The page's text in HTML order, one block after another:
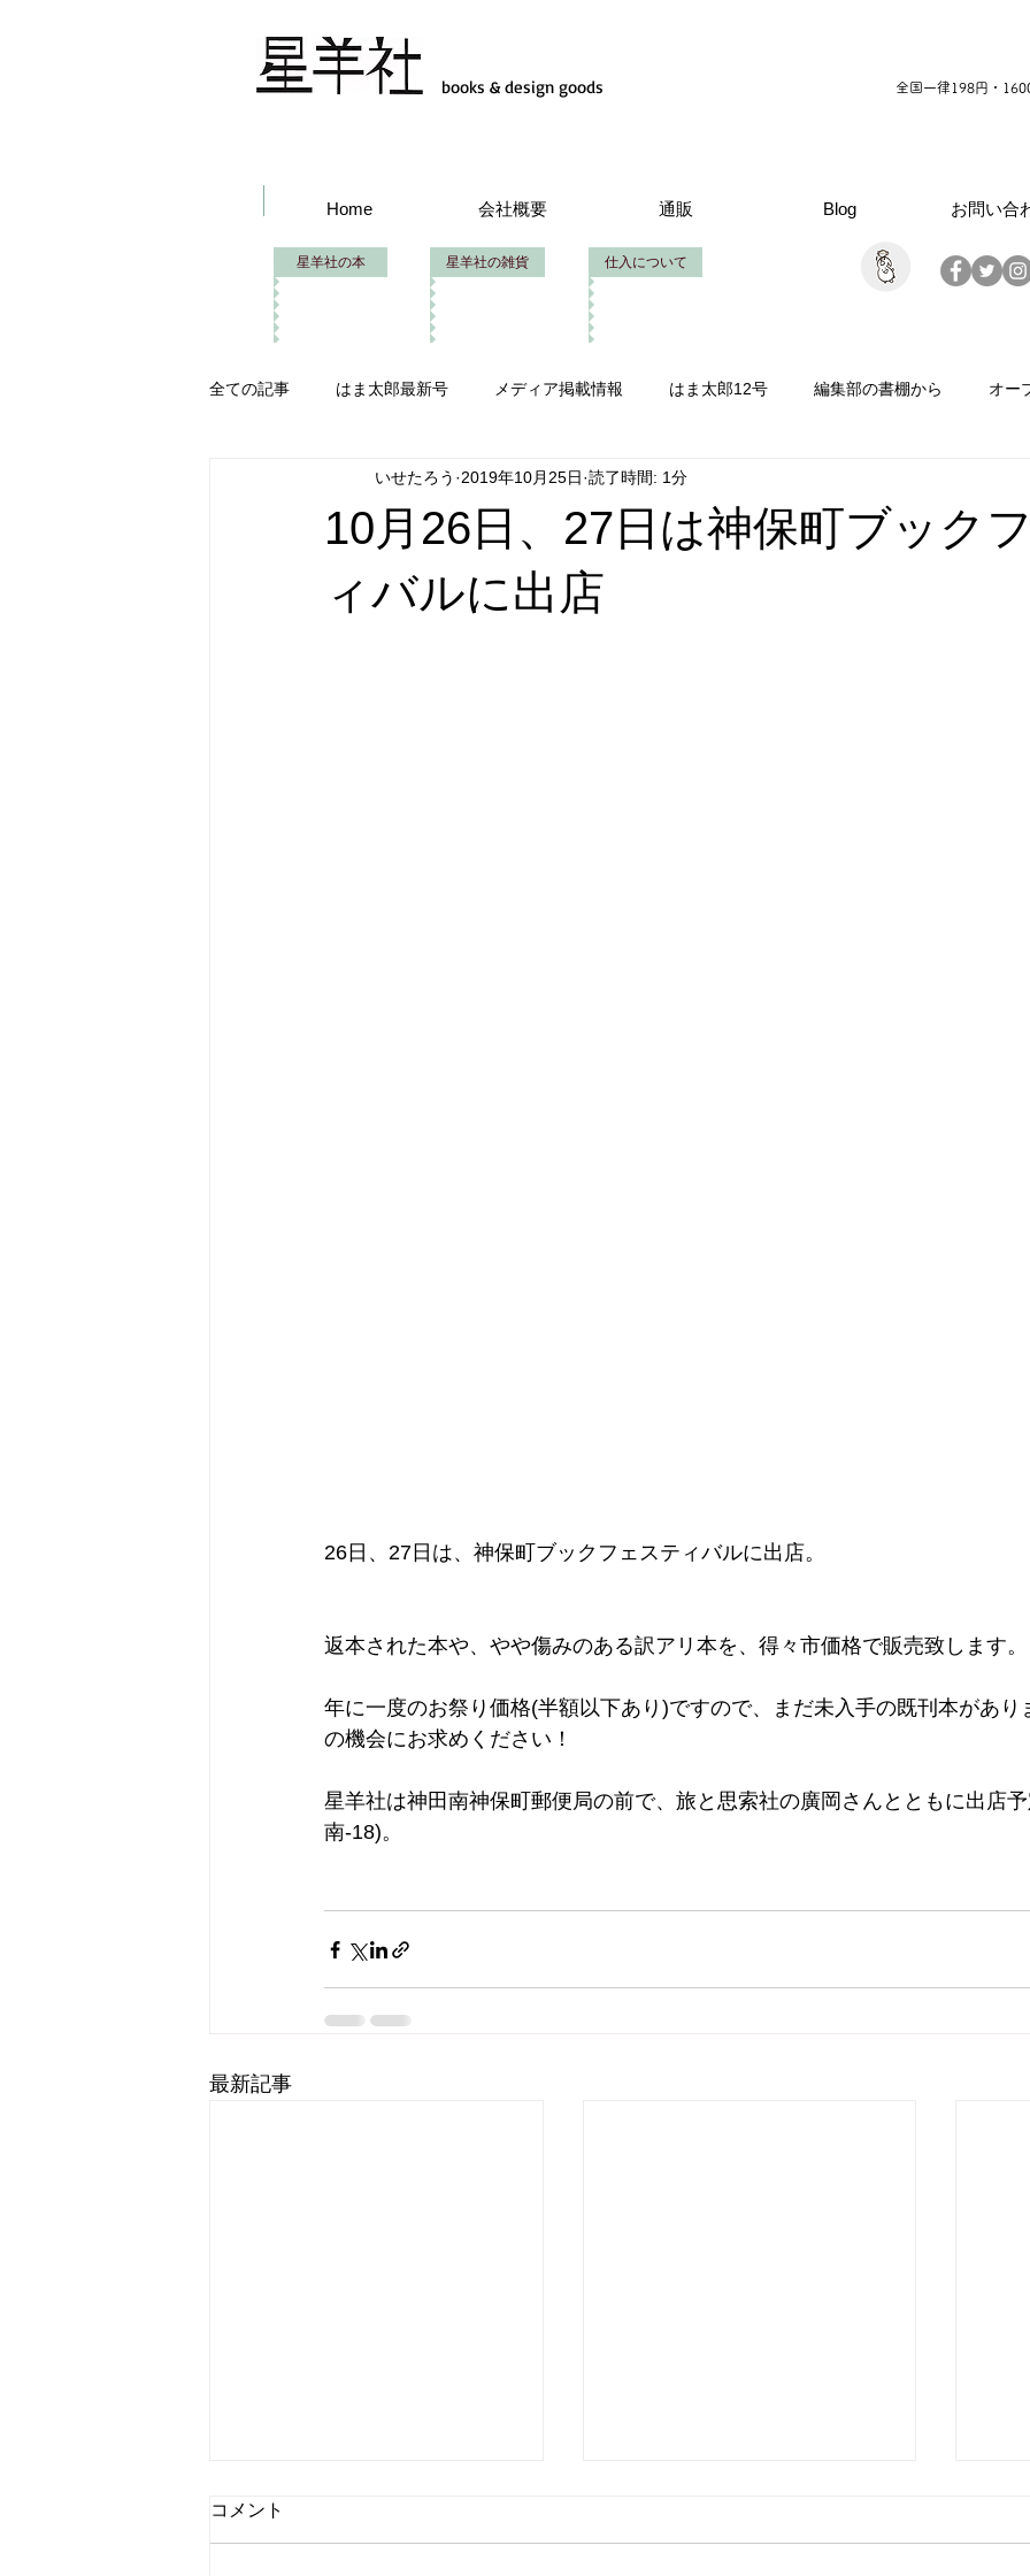
books & design goods 全国一律198円・
Home 会社概要 通販 Blog お問い合
星羊社の本 星羊社の雑貨 仕入について
全ての記事 はま太郎最新号 メディア掲載情報 はま太郎12号 編集部の書棚から オー
イベント出品情報 いせたろうの仕事
横濱市民酒場グルリと オリジナル雑貨
10月26日、27日は神保町ブック
ィバルに出店
いせたろう 2019年10月25日 読了時間: 1分
26日、27日は、神保町ブックフェスティバルに出店。
返本された本や、やや傷みのある訳アリ本を、得々市価格で販売致します。
年に一度のお祭り価格(半額以下あり)ですので、まだ未入手の既刊本があり
の機会にお求めください！
星羊社は神田南神保町郵便局の前で、旅と思索社の廣岡さんとともに出店
南-18)。
最新記事
コメント